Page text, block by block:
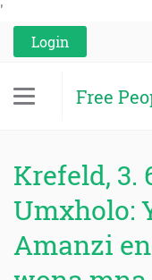
'
Login
Free
Krefeld, 3.
Umxholo:
Amanzi